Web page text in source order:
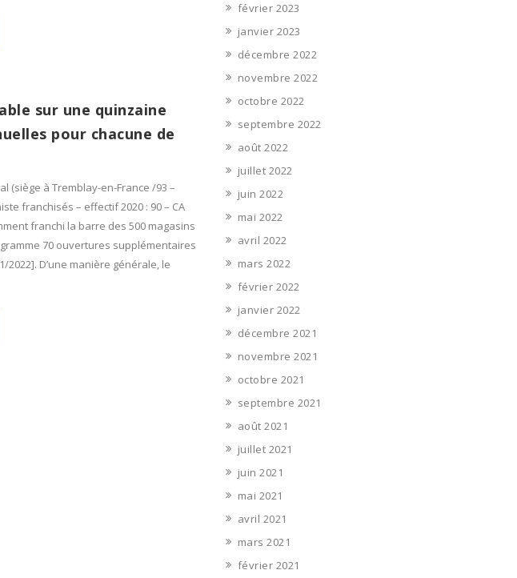
sur une quinzaine
pour chacune de
(siège à Tremblay-en-France /93 –
franchisés – effectif 2020 : 90 – CA
franchi la barre des 500 magasins
70 ouvertures supplémentaires
2022]. D’une manière générale, le
février 2023
janvier 2023
décembre 2022
novembre 2022
octobre 2022
septembre 2022
août 2022
juillet 2022
juin 2022
mai 2022
avril 2022
mars 2022
février 2022
janvier 2022
décembre 2021
novembre 2021
octobre 2021
septembre 2021
août 2021
juillet 2021
juin 2021
mai 2021
avril 2021
mars 2021
février 2021